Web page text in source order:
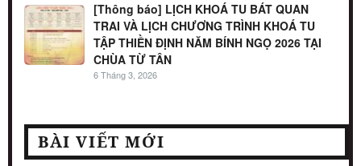
[Thông báo] LỊCH KHOÁ TU BÁT QUAN
TRAI VÀ LỊCH CHƯƠNG TRÌNH KHOÁ TU
TẬP THIỀN ĐỊNH NĂM BÍNH NGỌ 2026 TẠI
CHÙA TỪ TÂN
6 Tháng 3, 2026
BÀI VIẾT MỚI